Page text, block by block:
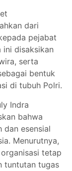
dari
pejabat
ini disaksikan
serta
bentuk
di tubuh Polri.
Indra
bahwa
dan esensial
Menurutnya,
tetap
tuntutan tugas